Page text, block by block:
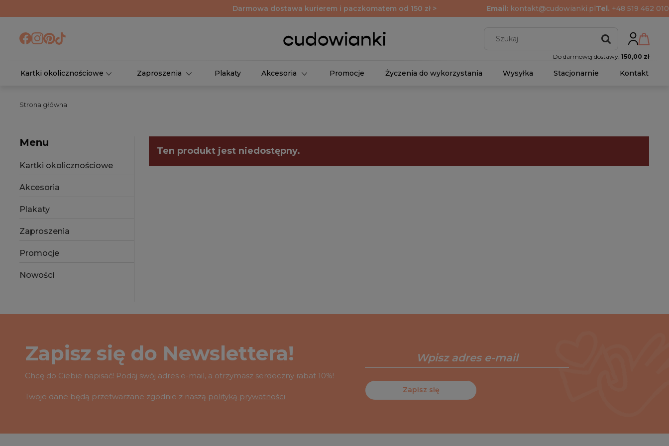
Darmowa dostawa kurierem i paczkomatem od 150 zł > Email: kontakt@cudowianki.plTel. +48 519 462 010
Do darmowej dostawy: 150,00 zł
Kartki okolicznościowe Zaproszenia Plakaty Akcesoria Promocje Życzenia do wykorzystania Wysyłka Stacjonarnie Kontakt
Strona główna
Menu
Kartki okolicznościowe
Akcesoria
Plakaty
Zaproszenia
Promocje
Nowości
Ten produkt jest niedostępny.
Zapisz się do Newslettera!
Chcę do Ciebie napisać! Podaj swój adres e-mail, a otrzymasz serdeczny rabat 10%!
Twoje dane będą przetwarzane zgodnie z naszą polityką prywatności
Zapisz się